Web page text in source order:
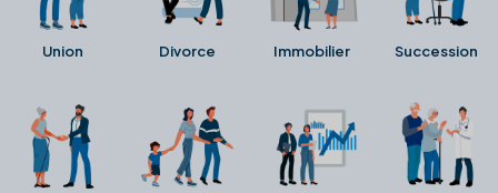
Union Divorce Immobilier Succession